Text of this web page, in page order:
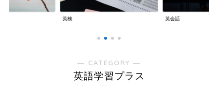
英検 英会話
― CATEGORY ―
英語学習プラス